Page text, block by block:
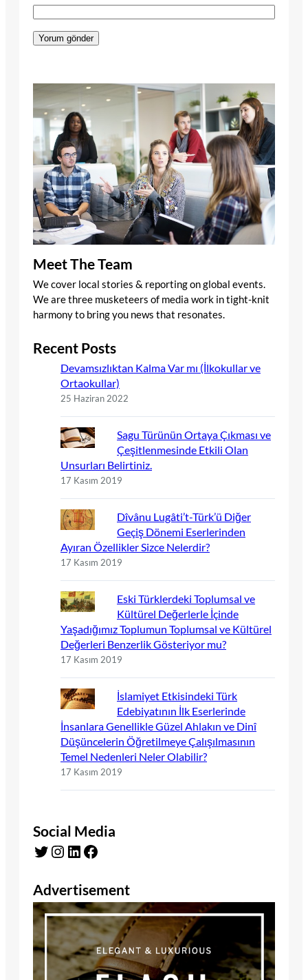
Meet The Team
We cover local stories & reporting on global events.
We are three musketeers of media work in tight-knit
harmony to bring you news that resonates.
Recent Posts
Devamsızlıktan Kalma Var mı (İlkokullar ve
Ortaokullar)
25 Haziran 2022
Sagu Türünün Ortaya Çıkması ve
Çeşitlenmesinde Etkili Olan
Unsurları Belirtiniz.
17 Kasım 2019
Dîvânu Lugâti’t-Türk’ü Diğer
Geçiş Dönemi Eserlerinden
Ayıran Özellikler Sizce Nelerdir?
17 Kasım 2019
Eski Türklerdeki Toplumsal ve
Kültürel Değerlerle İçinde
Yaşadığımız Toplumun Toplumsal ve Kültürel
Değerleri Benzerlik Gösteriyor mu?
17 Kasım 2019
İslamiyet Etkisindeki Türk
Edebiyatının İlk Eserlerinde
İnsanlara Genellikle Güzel Ahlakın ve Dinî
Düşüncelerin Öğretilmeye Çalışılmasının
Temel Nedenleri Neler Olabilir?
17 Kasım 2019
Social Media
Twitter Instagram LinkedIn Facebook
Advertisement